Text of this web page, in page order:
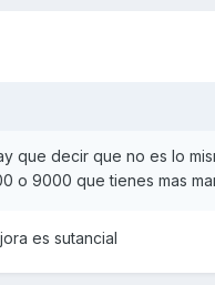
que decir que no es lo
o 9000 que tienes mas
es sutancial